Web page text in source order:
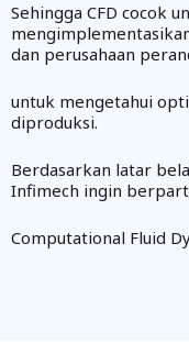
Sehingga CFD cocok
dan perusahaan
untuk mengetahui
diproduksi.
Berdasarkan latar
Infimech ingin
Computational Fluid